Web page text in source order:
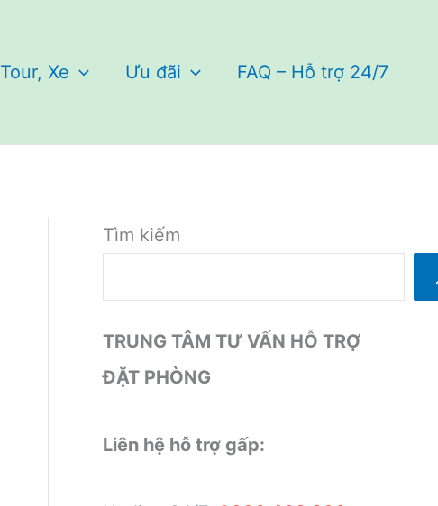
Tour, Xe Ưu đãi FAQ – Hỗ trợ 24/7
Tìm kiếm
TRUNG TÂM TƯ VẤN HỖ TRỢ
ĐẶT PHÒNG
Liên hệ hỗ trợ gấp: